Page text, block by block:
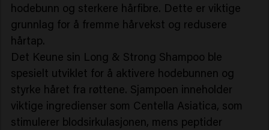
hodebunn og sterkere hårfibre. Dette er viktige
grunnlag for å fremme hårvekst og redusere
hårtap.
Det Keune sin Long & Strong Shampoo ble
spesielt utviklet for å aktivere hodebunnen og
styrke håret fra røttene. Sjampoen inneholder
viktige ingredienser som Centella Asiatica, som
stimulerer blodsirkulasjonen, mens peptider